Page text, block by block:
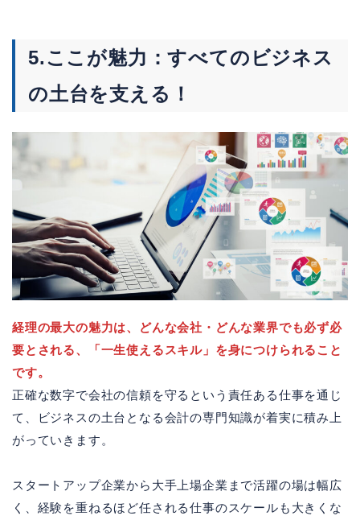
5.ここが魅力：すべてのビジネス
の土台を支える！
経理の最大の魅力は、どんな会社・どんな業界でも必ず必
要とされる、「一生使えるスキル」を身につけられること
です。
正確な数字で会社の信頼を守るという責任ある仕事を通じ
て、ビジネスの土台となる会計の専門知識が着実に積み上
がっていきます。
スタートアップ企業から大手上場企業まで活躍の場は幅広
く、経験を重ねるほど任される仕事のスケールも大きくな